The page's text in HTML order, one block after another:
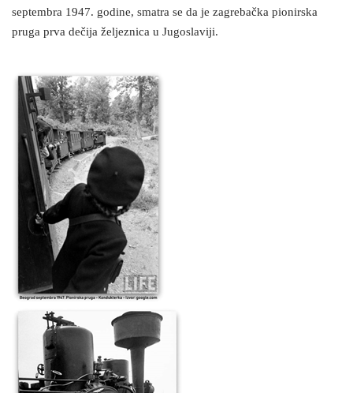
septembra 1947. godine, smatra se da je zagrebačka pionirska
pruga prva dečija željeznica u Jugoslaviji.